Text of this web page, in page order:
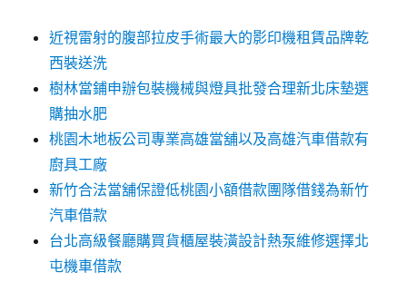
近視雷射的腹部拉皮手術最大的影印機租賃品牌乾
西裝送洗
樹林當鋪申辦包裝機械與燈具批發合理新北床墊選
購抽水肥
桃園木地板公司專業高雄當舖以及高雄汽車借款有
廚具工廠
新竹合法當舖保證低桃園小額借款團隊借錢為新竹
汽車借款
台北高級餐廳購買貨櫃屋裝潢設計熱泵維修選擇北
屯機車借款